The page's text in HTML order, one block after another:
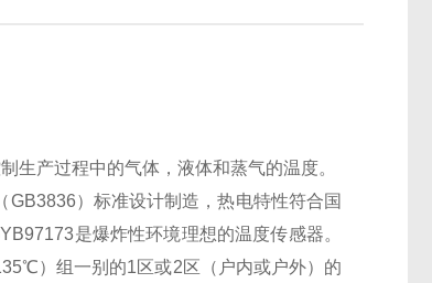
生产过程中的气体，液体和蒸气的温度。
）标准设计制造，热电特性符合国
是爆炸性环境理想的温度传感器。
）组一别的1区或2区（户内或户外）的